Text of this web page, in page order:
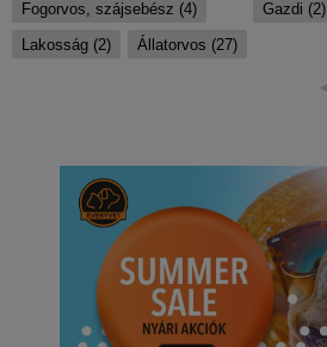
Fogorvos, szájsebész (4) Gazdi (2)
Lakosság (2) Állatorvos (27)